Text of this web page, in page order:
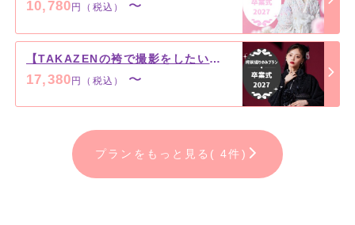
10,780 円（税込） 〜
【TAKAZENの袴で撮影をしたい方へ】袴前撮りのみプラン♡
17,380円（税込） 〜
プランをもっと見る( 4件)